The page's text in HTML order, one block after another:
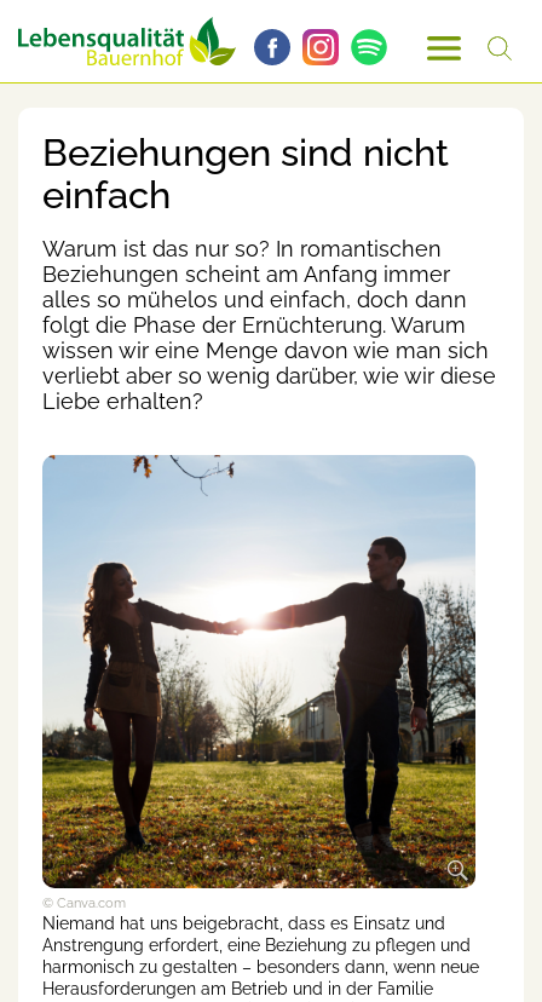
Beziehungen sind nicht
einfach
Warum ist das nur so? In romantischen
Beziehungen scheint am Anfang immer
alles so mühelos und einfach, doch dann
folgt die Phase der Ernüchterung. Warum
wissen wir eine Menge davon wie man sich
verliebt aber so wenig darüber, wie wir diese
Liebe erhalten?
© Canva.com
Niemand hat uns beigebracht, dass es Einsatz und
Anstrengung erfordert, eine Beziehung zu pflegen und
harmonisch zu gestalten – besonders dann, wenn neue
Herausforderungen am Betrieb und in der Familie